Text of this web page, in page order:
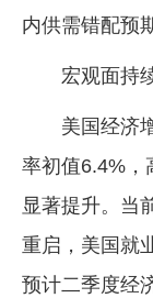
内供需错配预
宏观面持
美国经济
率初值6.4%，
显著提升。当
重启，美国就
预计二季度经